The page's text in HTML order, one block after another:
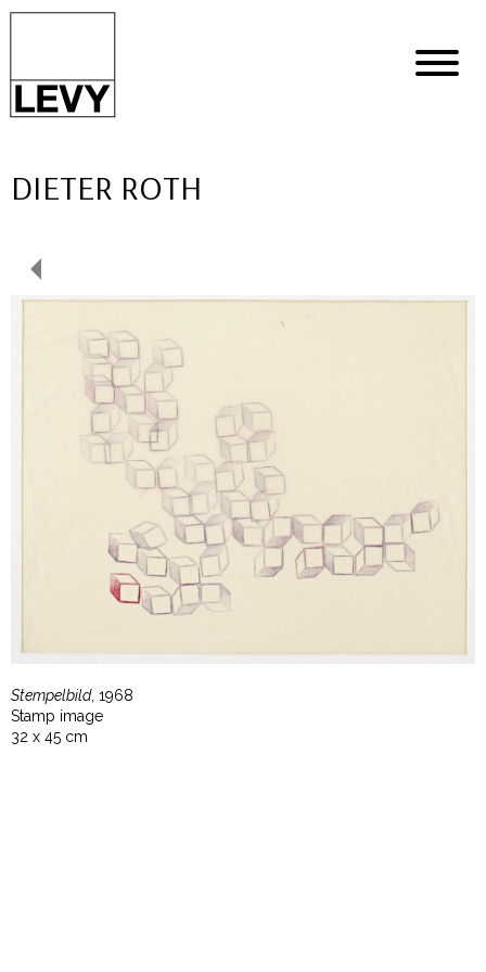
DIETER ROTH
Stempelbild, 1968
Stamp image
32 x 45 cm